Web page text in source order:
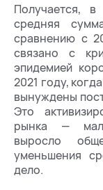
Получается,
средняя
сравнению с
связано с
эпидемией
2021 году,
вынуждены
Это
рынка —
выросло
уменьшения
дело.